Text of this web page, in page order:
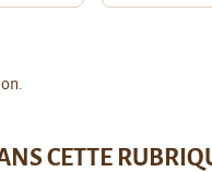
CETTE